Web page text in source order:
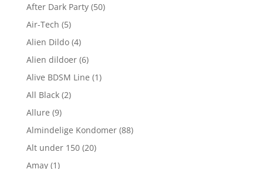
After Dark Party (50)
Air-Tech (5)
Alien Dildo (4)
Alien dildoer (6)
Alive BDSM Line (1)
All Black (2)
Allure (9)
Almindelige Kondomer (88)
Alt under 150 (20)
Amay (1)